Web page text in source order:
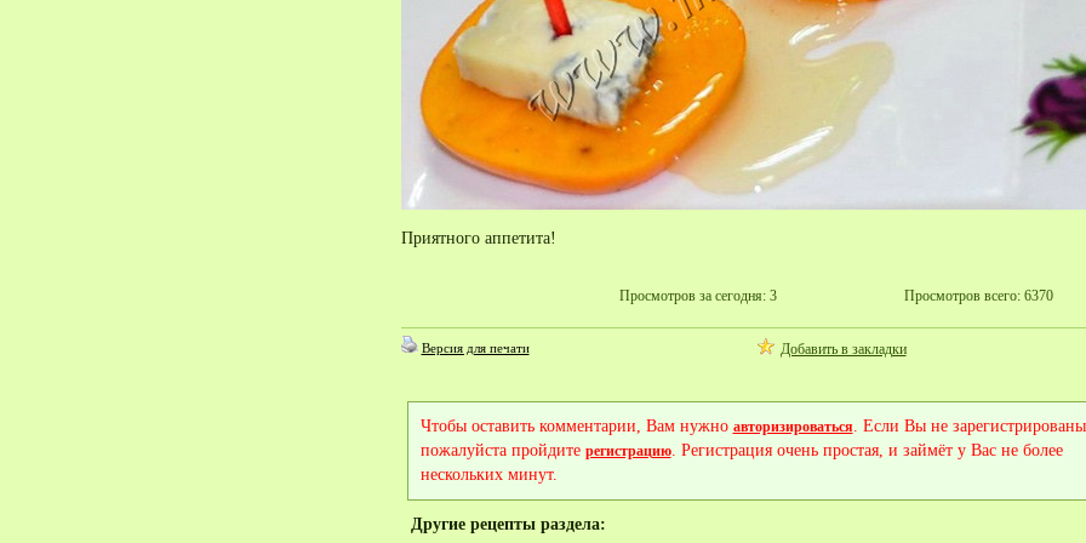
Приятного аппетита!
Просмотров за сегодня: 3 Просмотров всего: 6370
Версия для печати Добавить в закладки
Чтобы оставить комментарии, Вам нужно авторизироваться. Если Вы не
пожалуйста пройдите регистрацию. Регистрация очень простая, и займёт у Вас не более
нескольких минут.
Другие рецепты раздела: